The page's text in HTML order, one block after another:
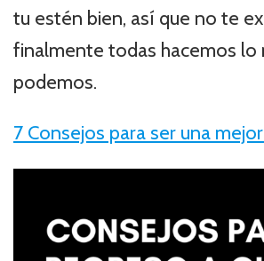
tu estén bien, así que no te
finalmente todas hacemos lo
podemos.
7 Consejos para ser una